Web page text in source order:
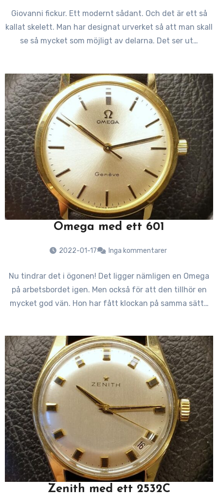
Giovanni fickur. Ett modernt sådant. Och det är ett så
kallat skelett. Man har designat urverket så att man skall
se så mycket som möjligt av delarna. Det ser ut…
Omega med ett 601
2022-01-17 Inga kommentarer
Nu tindrar det i ögonen! Det ligger nämligen en Omega
på arbetsbordet igen. Men också för att den tillhör en
mycket god vän. Hon har fått klockan på samma sätt…
Zenith med ett 2532C